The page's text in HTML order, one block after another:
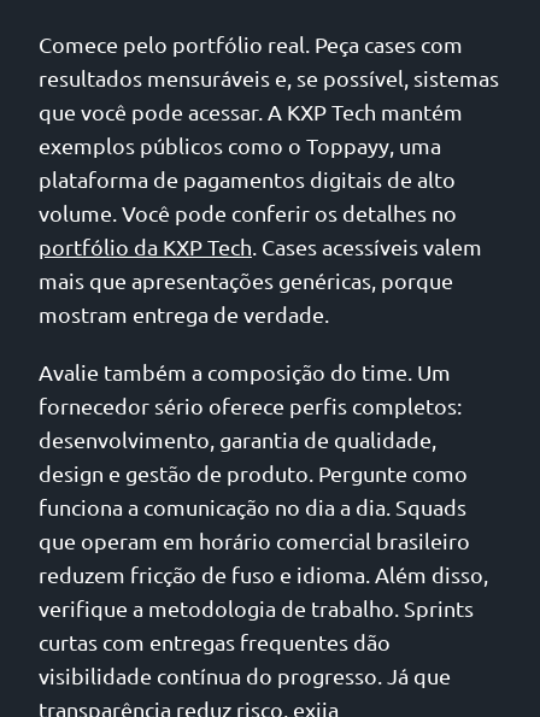
Comece pelo portfólio real. Peça cases com
resultados mensuráveis e, se possível, sistemas
que você pode acessar. A KXP Tech mantém
exemplos públicos como o Toppayy, uma
plataforma de pagamentos digitais de alto
volume. Você pode conferir os detalhes no
portfólio da KXP Tech . Cases acessíveis valem
mais que apresentações genéricas, porque
mostram entrega de verdade.
Avalie também a composição do time. Um
fornecedor sério oferece perfis completos:
desenvolvimento, garantia de qualidade,
design e gestão de produto. Pergunte como
funciona a comunicação no dia a dia. Squads
que operam em horário comercial brasileiro
reduzem fricção de fuso e idioma. Além disso,
verifique a metodologia de trabalho. Sprints
curtas com entregas frequentes dão
visibilidade contínua do progresso. Já que
transparência reduz risco, exija